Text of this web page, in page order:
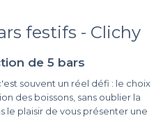
festifs - Clichy
de 5 bars
souvent un réel défi : le choix
des boissons, sans oublier la
le plaisir de vous présenter une